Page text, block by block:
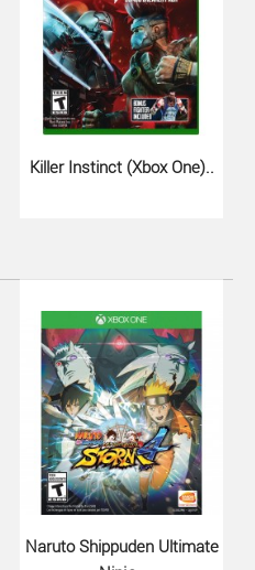
X - классический опыт
современной эпохи, вк..
X, русски..
Killer Instinct (Xbox One)..
Naruto Shippuden Ultimate